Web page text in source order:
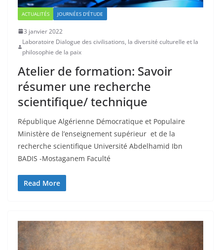
ACTUALITÉS JOURNÉES D'ÉTUDE
3 janvier 2022
Laboratoire Dialogue des civilisations, la diversité culturelle et la
philosophie de la paix
Atelier de formation: Savoir
résumer une recherche
scientifique/ technique
République Algérienne Démocratique et Populaire
Ministère de l’enseignement supérieur et de la
recherche scientifique Université Abdelhamid Ibn
BADIS -Mostaganem Faculté
Read More